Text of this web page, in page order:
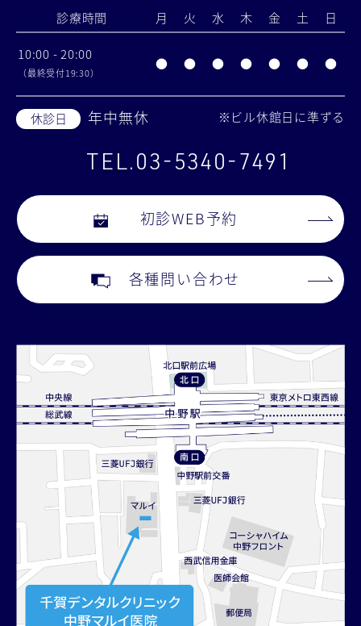
診療時間 月 火 水 木 金 土 日
10:00 - 20:00
（最終受付19:30）
● ● ● ● ● ● ●
休診日 年中無休 ※ビル休館日に準ずる
TEL.03-5340-7491
初診WEB予約
各種問い合わせ